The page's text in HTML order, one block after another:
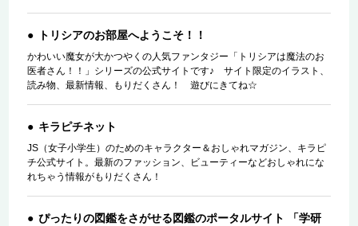
トリシアのお部屋へようこそ！！
かわいい魔女が大かつやくの人気ファンタジー「トリシアは魔法のお
医者さん！！」シリーズの公式サイトです♪ サイト限定のイラスト、
読み物、最新情報、もりだくさん！ 遊びにきてね☆
キラピチネット
JS（女子小学生）のためのキャラクター＆おしゃれマガジン、キラピ
チ公式サイト。最新のファッション、ビューティーなどおしゃれにな
れちゃう情報がもりだくさん！
ぴったりの図鑑をさがせる図鑑のポータルサイト 「学研